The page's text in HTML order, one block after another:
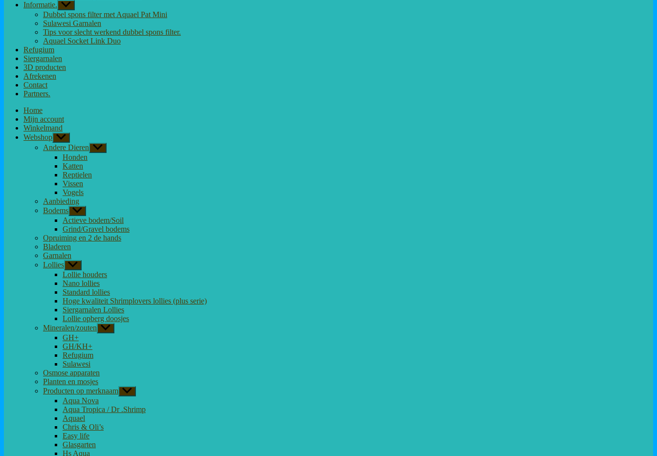
Informatie. Toon
submenu
Dubbel spons filter met Aquael Pat Mini
Sulawesi Garnalen
Tips voor slecht werkend dubbel spons filter.
Aquael Socket Link Duo
Refugium
Siergarnalen
3D producten
Afrekenen
Contact
Partners.
Home
Mijn account
Winkelmand
Webshop Toon
submenu
Andere Dieren Toon
submenu
Honden
Katten
Reptielen
Vissen
Vogels
Aanbieding
Bodems Toon
submenu
Actieve bodem/Soil
Grind/Gravel bodems
Opruiming en 2 de hands
Bladeren
Garnalen
Lollies Toon
submenu
Lollie houders
Nano lollies
Standard lollies
Hoge kwaliteit Shrimplovers lollies (plus serie)
Siergarnalen Lollies
Lollie opberg doosjes
Mineralen/zouten Toon
submenu
GH+
GH/KH+
Refugium
Sulawesi
Osmose apparaten
Planten en mosjes
Producten op merknaam Toon
submenu
Aqua Nova
Aqua Tropica / Dr .Shrimp
Aquael
Chris & Oli’s
Easy life
Glasgarten
Hs Aqua